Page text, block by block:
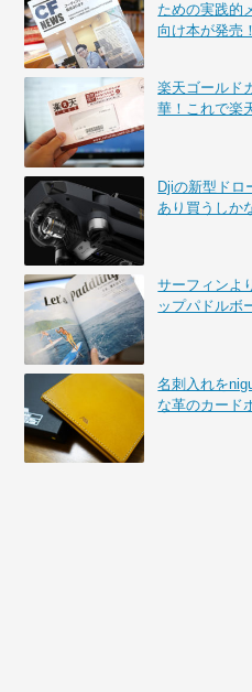
ための実践的
向け本が発売！
楽天ゴールド
華！これで楽
Djiの新型ドロ
あり買うしか
サーフィンよ
ップパドルボ
名刺入れを
な革のカード